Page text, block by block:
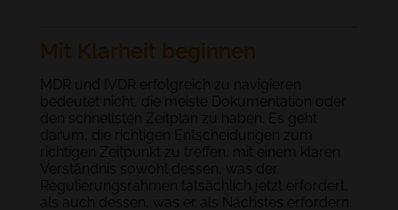
Mit Klarheit beginnen